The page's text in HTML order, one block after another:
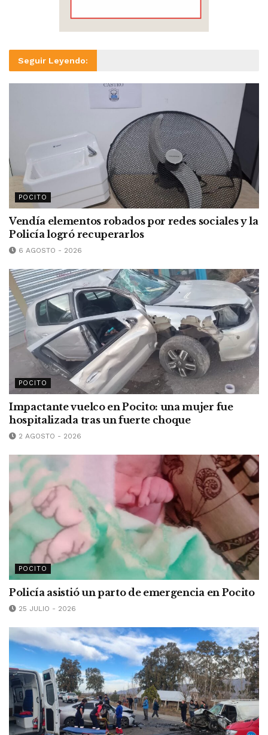
Seguir Leyendo:
POCITO
Vendía elementos robados por redes sociales y la
Policía logró recuperarlos
6 AGOSTO - 2026
POCITO
Impactante vuelco en Pocito: una mujer fue
hospitalizada tras un fuerte choque
2 AGOSTO - 2026
POCITO
Policía asistió un parto de emergencia en Pocito
25 JULIO - 2026